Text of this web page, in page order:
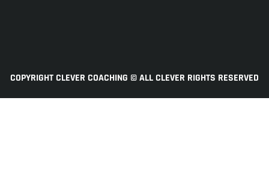
COPYRIGHT CLEVER COACHING © ALL CLEVER RIGHTS RESERVED